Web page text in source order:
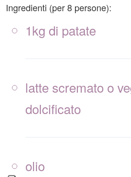
Ingredienti (per 8 persone):
1kg di patate
latte scremato o
dolcificato
olio